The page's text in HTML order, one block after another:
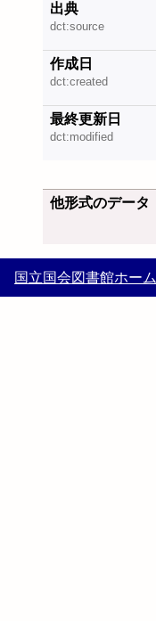
出典
dct:source
作成日
dct:created
最終更新日
dct:modified
他形式のデータ
国立国会図書館ホーム